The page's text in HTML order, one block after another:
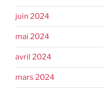
juin 2024
mai 2024
avril 2024
mars 2024